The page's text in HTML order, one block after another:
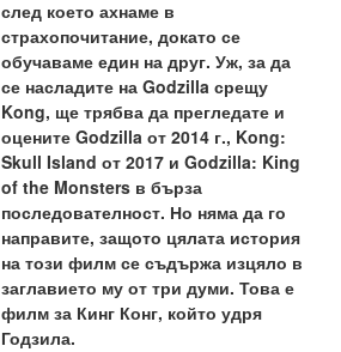
след което ахнаме в
страхопочитание, докато се
обучаваме един на друг. Уж, за да
се насладите на Godzilla срещу
Kong, ще трябва да прегледате и
оцените Godzilla от 2014 г., Kong:
Skull Island от 2017 и Godzilla: King
of the Monsters в бърза
последователност. Но няма да го
направите, защото цялата история
на този филм се съдържа изцяло в
заглавието му от три думи. Това е
филм за Кинг Конг, който удря
Годзила.